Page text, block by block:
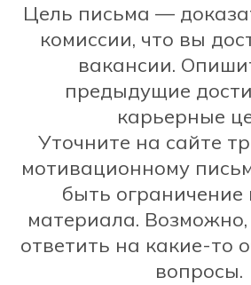
Цель письма —
комиссии, что вы
вакансии.
предыдущие
карьерные
Уточните на сайте
мотивационному
быть ограничение
материала.
ответить на какие-то
вопросы.